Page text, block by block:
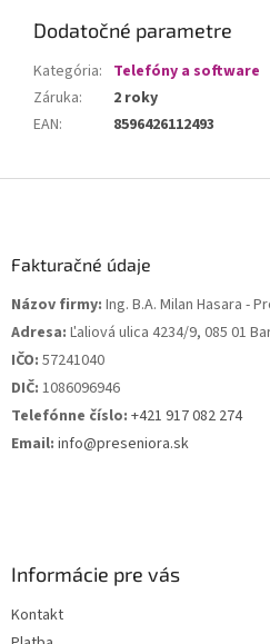
Dodatočné parametre
Kategória: Telefóny a software
Záruka:
2 roky
EAN: 8596426112493
Fakturačné údaje
Názov firmy: Ing. B.A. Milan Hasara -
Adresa: Ľaliová ulica 4234/9, 085 01
IČO: 57241040
DIČ: 1086096946
Telefónne číslo: +421 917 082 274
Email: info@preseniora.sk
Informácie pre vás
Kontakt